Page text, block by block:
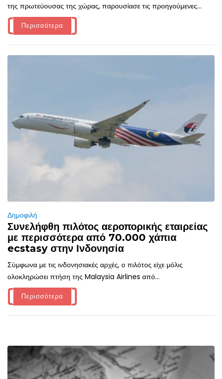
της πρωτεύουσας της χώρας, παρουσίασε τις προηγούμενες...
Περισσότερα
Δημοφιλή
Συνελήφθη πιλότος αεροπορικής εταιρείας
με περισσότερα από 70.000 χάπια
ecstasy στην Ινδονησία
Σύμφωνα με τις ινδονησιακές αρχές, ο πιλότος είχε μόλις
ολοκληρώσει πτήση της Malaysia Airlines από...
Περισσότερα